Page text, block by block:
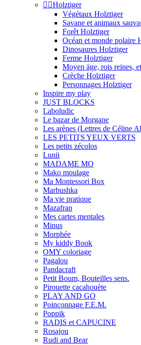
 Holztiger
Végétaux Holztiger
Savane et animaux
Forêt Holztiger
Océan et monde polaire
Dinosaures Holztiger
Ferme Holztiger
Moyen äge, rois reines,
Crèche Holztiger
Personnages Holztiger
Inspire my play
JUST BLOCKS
Laboludic
Le bazar de Morgane
Les arènes (Lettres de Céline
LES PETITS YEUX VERTS
Les petits zécolos
Lunii
MADAME MO
Mako moulage
Ma Montessori Box
Marbushka
Ma vie pratique
Mazafran
Mes cartes mentales
Minus
Morphée
My kiddy Book
OMY coloriage
Pagalou
Pandacraft
Petit Boum, Bouteilles sens.
Pirouette cacahouète
PLAY AND GO
Poinçonnage F.E.M.
Poppik
RADIS et CAPUCINE
Rosajou
Rudi and Bear